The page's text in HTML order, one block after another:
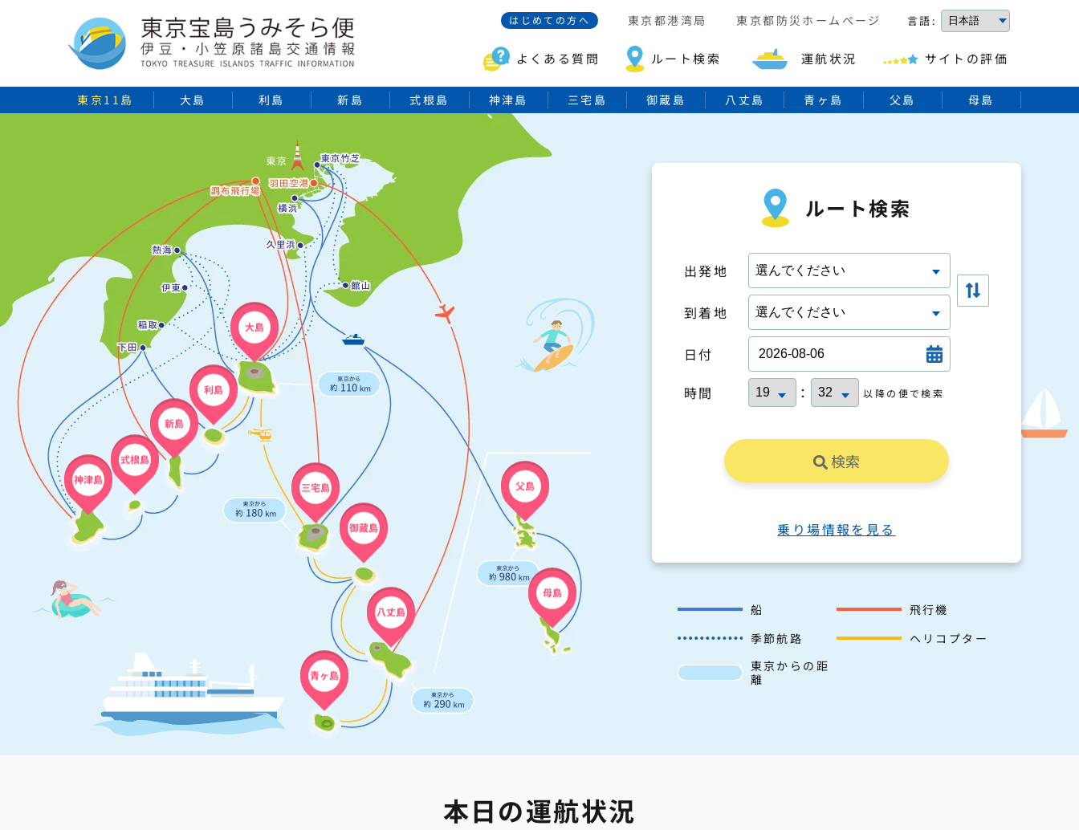
はじめての方へ 東京都港湾局 東京都防災ホームページ 言語:
よくある質問 ルート検索 運航状況 サイトの評価
東京11島 大島 利島 新島 式根島 神津島 三宅島 御蔵島 八丈島 青ヶ島 父島 母島
大島
利島
新島
式根島
神津島
三宅島
御蔵島
八丈島
青ヶ島
父島
母島
ルート検索
出発地
到着地
日付
時間
： 以降の便で検索
検索
乗り場情報を見る
船
飛行機
季節航路
ヘリコプター
東京からの距
離
本日の運航状況